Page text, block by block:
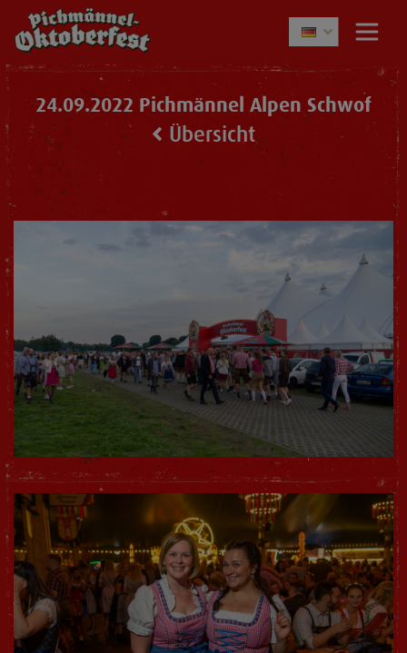
24.09.2022 Pichmännel Alpen Schwof
Übersicht